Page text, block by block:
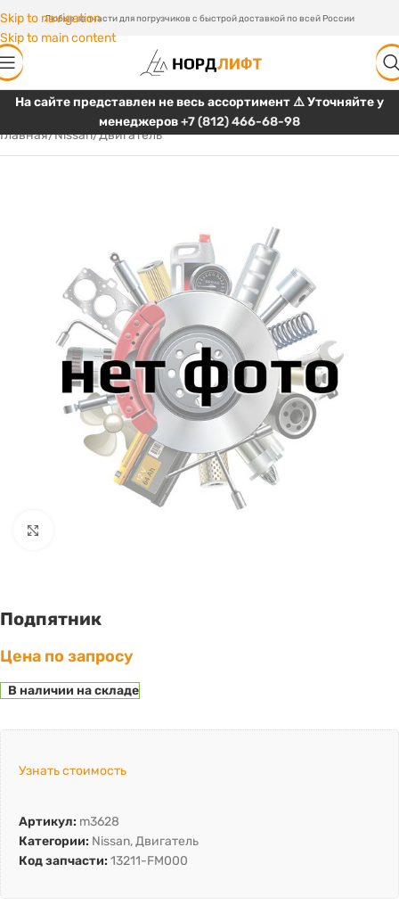
Skip to navigation
Skip to main content
Любые запчасти для погрузчиков с быстрой доставкой по всей России
На сайте представлен не весь ассортимент ⚠️ Уточняйте у
менеджеров+7 (812) 466-68-98
Главная/Nissan/Двигатель
Подпятник
Цена по запросу
В наличии на складе
Узнать стоимость
Артикул: m3628
Категории: Nissan,Двигатель
Код запчасти: 13211-FM000